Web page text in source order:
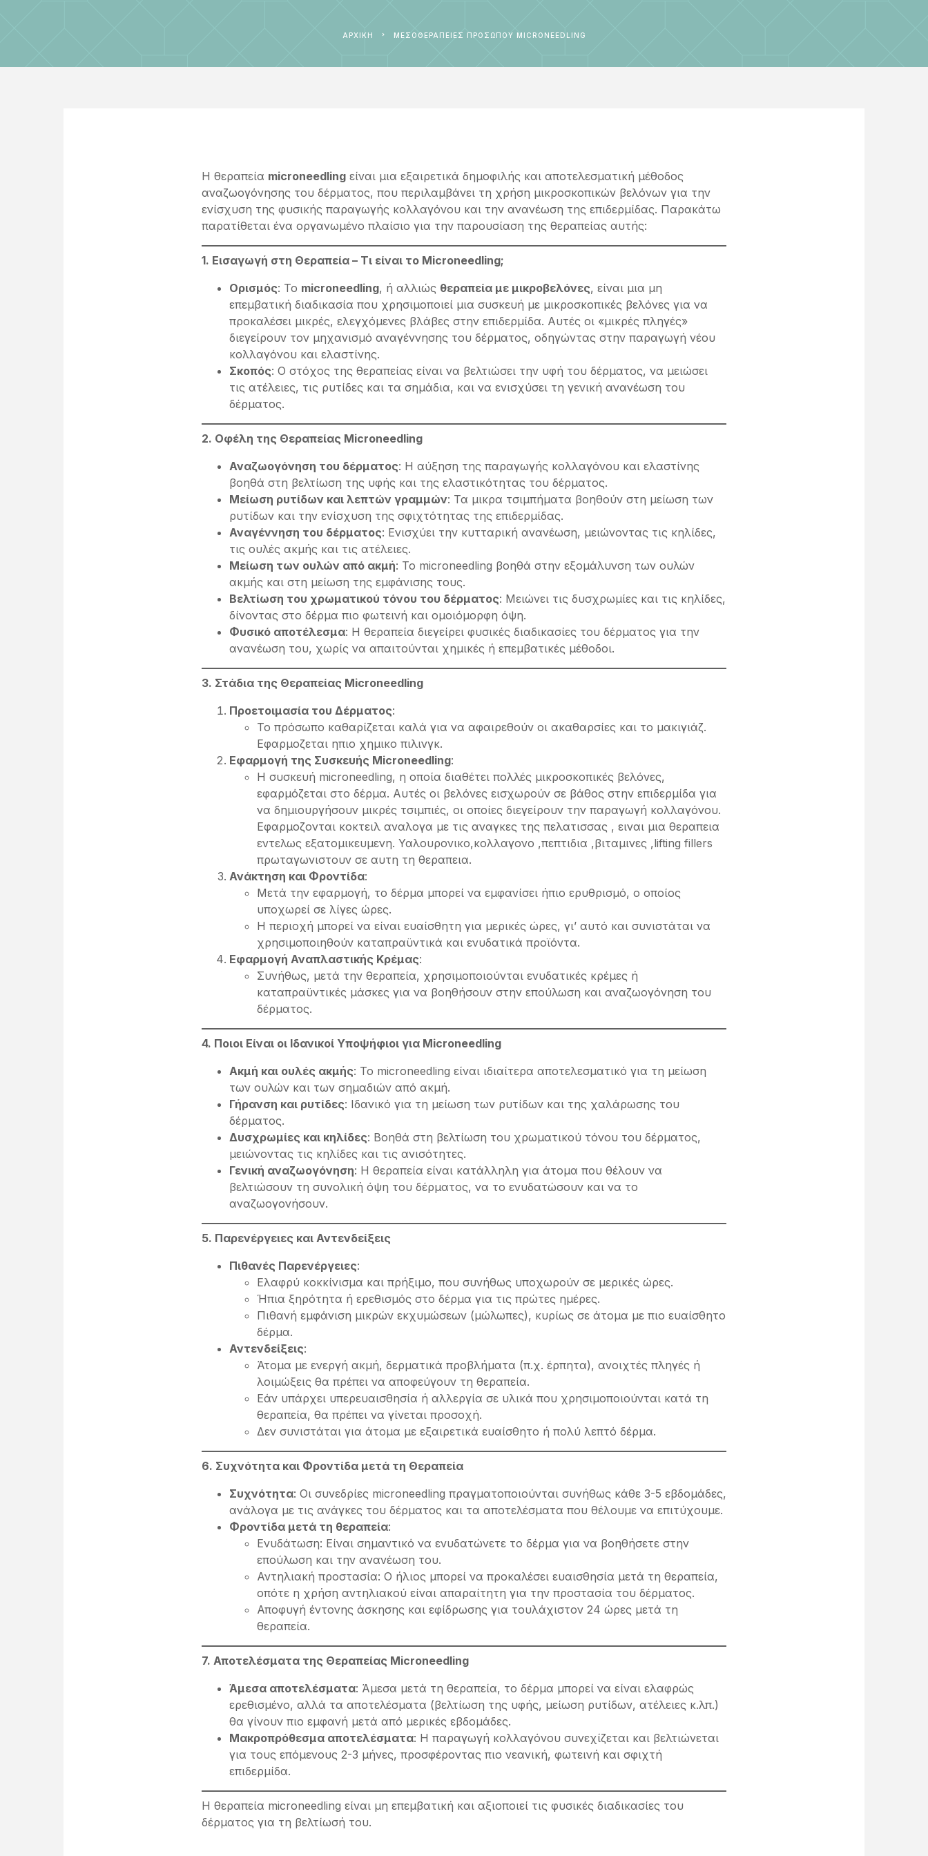
ΑΡΧΙΚΉ ΜΕΣΟΘΕΡΑΠΕΙΕΣ ΠΡΟΣΩΠΟΥ MICRONEEDLING
Η θεραπεία microneedling είναι μια εξαιρετικά δημοφιλής και αποτελεσματική μέθοδος
αναζωογόνησης του δέρματος, που περιλαμβάνει τη χρήση μικροσκοπικών βελόνων για την
ενίσχυση της φυσικής παραγωγής κολλαγόνου και την ανανέωση της επιδερμίδας. Παρακάτω
παρατίθεται ένα οργανωμένο πλαίσιο για την παρουσίαση της θεραπείας αυτής:
1. Εισαγωγή στη Θεραπεία – Τι είναι το Microneedling;
Ορισμός: Το microneedling, ή αλλιώς θεραπεία με μικροβελόνες, είναι μια μη
επεμβατική διαδικασία που χρησιμοποιεί μια συσκευή με μικροσκοπικές βελόνες για να
προκαλέσει μικρές, ελεγχόμενες βλάβες στην επιδερμίδα. Αυτές οι «μικρές πληγές»
διεγείρουν τον μηχανισμό αναγέννησης του δέρματος, οδηγώντας στην παραγωγή νέου
κολλαγόνου και ελαστίνης.
Σκοπός: Ο στόχος της θεραπείας είναι να βελτιώσει την υφή του δέρματος, να μειώσει
τις ατέλειες, τις ρυτίδες και τα σημάδια, και να ενισχύσει τη γενική ανανέωση του
δέρματος.
2. Οφέλη της Θεραπείας Microneedling
Αναζωογόνηση του δέρματος: Η αύξηση της παραγωγής κολλαγόνου και ελαστίνης
βοηθά στη βελτίωση της υφής και της ελαστικότητας του δέρματος.
Μείωση ρυτίδων και λεπτών γραμμών: Τα μικρα τσιμπήματα βοηθούν στη μείωση των
ρυτίδων και την ενίσχυση της σφιχτότητας της επιδερμίδας.
Αναγέννηση του δέρματος: Ενισχύει την κυτταρική ανανέωση, μειώνοντας τις κηλίδες,
τις ουλές ακμής και τις ατέλειες.
Μείωση των ουλών από ακμή: Το microneedling βοηθά στην εξομάλυνση των ουλών
ακμής και στη μείωση της εμφάνισης τους.
Βελτίωση του χρωματικού τόνου του δέρματος: Μειώνει τις δυσχρωμίες και τις κηλίδες,
δίνοντας στο δέρμα πιο φωτεινή και ομοιόμορφη όψη.
Φυσικό αποτέλεσμα: Η θεραπεία διεγείρει φυσικές διαδικασίες του δέρματος για την
ανανέωση του, χωρίς να απαιτούνται χημικές ή επεμβατικές μέθοδοι.
3. Στάδια της Θεραπείας Microneedling
Προετοιμασία του Δέρματος:
Το πρόσωπο καθαρίζεται καλά για να αφαιρεθούν οι ακαθαρσίες και το μακιγιάζ.
Εφαρμοζεται ηπιο χημικο πιλινγκ.
Εφαρμογή της Συσκευής Microneedling:
Η συσκευή microneedling, η οποία διαθέτει πολλές μικροσκοπικές βελόνες,
εφαρμόζεται στο δέρμα. Αυτές οι βελόνες εισχωρούν σε βάθος στην επιδερμίδα για
να δημιουργήσουν μικρές τσιμπιές, οι οποίες διεγείρουν την παραγωγή κολλαγόνου.
Εφαρμοζονται κοκτειλ αναλογα με τις αναγκες της πελατισσας , ειναι μια θεραπεια
εντελως εξατομικευμενη. Υαλουρονικο,κολλαγονο ,πεπτιδια ,βιταμινες ,lifting fillers
πρωταγωνιστουν σε αυτη τη θεραπεια.
Ανάκτηση και Φροντίδα:
Μετά την εφαρμογή, το δέρμα μπορεί να εμφανίσει ήπιο ερυθρισμό, ο οποίος
υποχωρεί σε λίγες ώρες.
Η περιοχή μπορεί να είναι ευαίσθητη για μερικές ώρες, γι’ αυτό και συνιστάται να
χρησιμοποιηθούν καταπραϋντικά και ενυδατικά προϊόντα.
Εφαρμογή Αναπλαστικής Κρέμας:
Συνήθως, μετά την θεραπεία, χρησιμοποιούνται ενυδατικές κρέμες ή
καταπραϋντικές μάσκες για να βοηθήσουν στην επούλωση και αναζωογόνηση του
δέρματος.
4. Ποιοι Είναι οι Ιδανικοί Υποψήφιοι για Microneedling
Ακμή και ουλές ακμής: Το microneedling είναι ιδιαίτερα αποτελεσματικό για τη μείωση
των ουλών και των σημαδιών από ακμή.
Γήρανση και ρυτίδες: Ιδανικό για τη μείωση των ρυτίδων και της χαλάρωσης του
δέρματος.
Δυσχρωμίες και κηλίδες: Βοηθά στη βελτίωση του χρωματικού τόνου του δέρματος,
μειώνοντας τις κηλίδες και τις ανισότητες.
Γενική αναζωογόνηση: Η θεραπεία είναι κατάλληλη για άτομα που θέλουν να
βελτιώσουν τη συνολική όψη του δέρματος, να το ενυδατώσουν και να το
αναζωογονήσουν.
5. Παρενέργειες και Αντενδείξεις
Πιθανές Παρενέργειες:
Ελαφρύ κοκκίνισμα και πρήξιμο, που συνήθως υποχωρούν σε μερικές ώρες.
Ήπια ξηρότητα ή ερεθισμός στο δέρμα για τις πρώτες ημέρες.
Πιθανή εμφάνιση μικρών εκχυμώσεων (μώλωπες), κυρίως σε άτομα με πιο ευαίσθητο
δέρμα.
Αντενδείξεις:
Άτομα με ενεργή ακμή, δερματικά προβλήματα (π.χ. έρπητα), ανοιχτές πληγές ή
λοιμώξεις θα πρέπει να αποφεύγουν τη θεραπεία.
Εάν υπάρχει υπερευαισθησία ή αλλεργία σε υλικά που χρησιμοποιούνται κατά τη
θεραπεία, θα πρέπει να γίνεται προσοχή.
Δεν συνιστάται για άτομα με εξαιρετικά ευαίσθητο ή πολύ λεπτό δέρμα.
6. Συχνότητα και Φροντίδα μετά τη Θεραπεία
Συχνότητα: Οι συνεδρίες microneedling πραγματοποιούνται συνήθως κάθε 3-5 εβδομάδες,
ανάλογα με τις ανάγκες του δέρματος και τα αποτελέσματα που θέλουμε να επιτύχουμε.
Φροντίδα μετά τη θεραπεία:
Ενυδάτωση: Είναι σημαντικό να ενυδατώνετε το δέρμα για να βοηθήσετε στην
επούλωση και την ανανέωση του.
Αντηλιακή προστασία: Ο ήλιος μπορεί να προκαλέσει ευαισθησία μετά τη θεραπεία,
οπότε η χρήση αντηλιακού είναι απαραίτητη για την προστασία του δέρματος.
Αποφυγή έντονης άσκησης και εφίδρωσης για τουλάχιστον 24 ώρες μετά τη
θεραπεία.
7. Αποτελέσματα της Θεραπείας Microneedling
Άμεσα αποτελέσματα: Άμεσα μετά τη θεραπεία, το δέρμα μπορεί να είναι ελαφρώς
ερεθισμένο, αλλά τα αποτελέσματα (βελτίωση της υφής, μείωση ρυτίδων, ατέλειες κ.λπ.)
θα γίνουν πιο εμφανή μετά από μερικές εβδομάδες.
Μακροπρόθεσμα αποτελέσματα: Η παραγωγή κολλαγόνου συνεχίζεται και βελτιώνεται
για τους επόμενους 2-3 μήνες, προσφέροντας πιο νεανική, φωτεινή και σφιχτή
επιδερμίδα.
Η θεραπεία microneedling είναι μη επεμβατική και αξιοποιεί τις φυσικές διαδικασίες του
δέρματος για τη βελτίωσή του.